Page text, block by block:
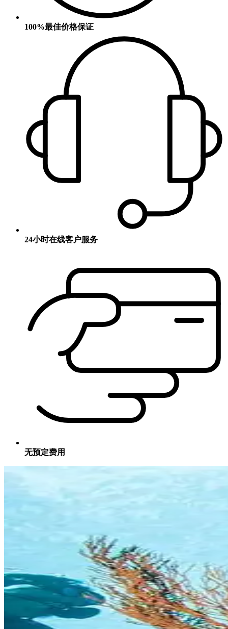
100%最佳价格保证
24小时在线客户服务
无预定费用